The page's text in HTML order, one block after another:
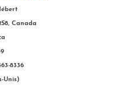
Canada
8336
Unis)